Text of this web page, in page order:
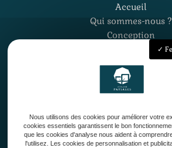
Accueil
Qui sommes-nous ?
Conception
Entretien de jardin
Contact
Nous utilisons des cookies pour améliorer votre
cookies essentiels garantissent le bon
que les cookies d'analyse nous aident à
l'utilisez. Les cookies de personnalisation et